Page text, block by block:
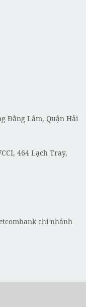
Đằng Lâm, Quận Hải
464 Lạch Tray,
chi nhánh